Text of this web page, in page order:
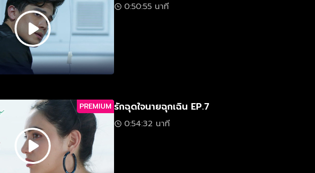
0:50:55 นาที
PREMIUM รักฉุดใจนายฉุกเฉิน EP.7
0:54:32 นาที